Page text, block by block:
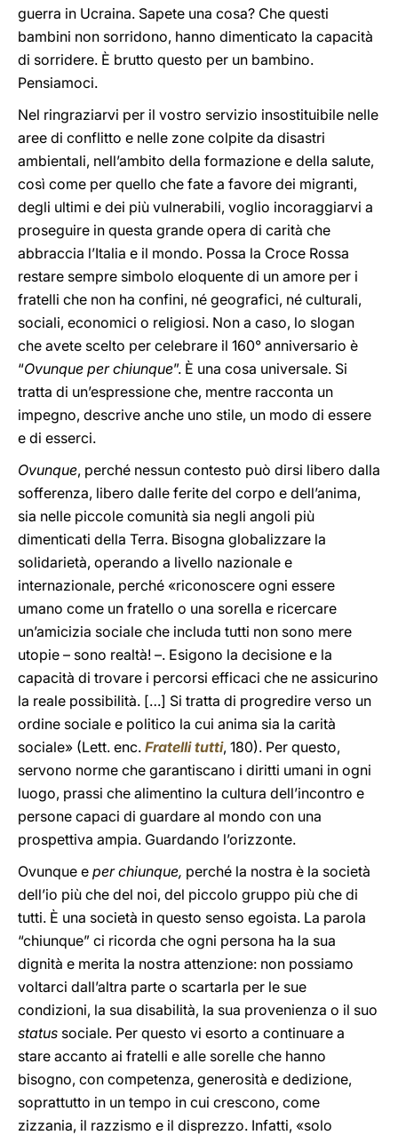
guerra in Ucraina. Sapete una cosa? Che questi
bambini non sorridono, hanno dimenticato la capacità
di sorridere. È brutto questo per un bambino.
Pensiamoci.
Nel ringraziarvi per il vostro servizio insostituibile nelle
aree di conflitto e nelle zone colpite da disastri
ambientali, nell’ambito della formazione e della salute,
così come per quello che fate a favore dei migranti,
degli ultimi e dei più vulnerabili, voglio incoraggiarvi a
proseguire in questa grande opera di carità che
abbraccia l’Italia e il mondo. Possa la Croce Rossa
restare sempre simbolo eloquente di un amore per i
fratelli che non ha confini, né geografici, né culturali,
sociali, economici o religiosi. Non a caso, lo slogan
che avete scelto per celebrare il 160° anniversario è
“Ovunque per chiunque”. È una cosa universale. Si
tratta di un’espressione che, mentre racconta un
impegno, descrive anche uno stile, un modo di essere
e di esserci.
Ovunque, perché nessun contesto può dirsi libero dalla
sofferenza, libero dalle ferite del corpo e dell’anima,
sia nelle piccole comunità sia negli angoli più
dimenticati della Terra. Bisogna globalizzare la
solidarietà, operando a livello nazionale e
internazionale, perché «riconoscere ogni essere
umano come un fratello o una sorella e ricercare
un’amicizia sociale che includa tutti non sono mere
utopie – sono realtà! –. Esigono la decisione e la
capacità di trovare i percorsi efficaci che ne assicurino
la reale possibilità. […] Si tratta di progredire verso un
ordine sociale e politico la cui anima sia la carità
sociale» (Lett. enc. Fratelli tutti, 180). Per questo,
servono norme che garantiscano i diritti umani in ogni
luogo, prassi che alimentino la cultura dell’incontro e
persone capaci di guardare al mondo con una
prospettiva ampia. Guardando l’orizzonte.
Ovunque e per chiunque, perché la nostra è la società
dell’io più che del noi, del piccolo gruppo più che di
tutti. È una società in questo senso egoista. La parola
“chiunque” ci ricorda che ogni persona ha la sua
dignità e merita la nostra attenzione: non possiamo
voltarci dall’altra parte o scartarla per le sue
condizioni, la sua disabilità, la sua provenienza o il suo
status sociale. Per questo vi esorto a continuare a
stare accanto ai fratelli e alle sorelle che hanno
bisogno, con competenza, generosità e dedizione,
soprattutto in un tempo in cui crescono, come
zizzania, il razzismo e il disprezzo. Infatti, «solo